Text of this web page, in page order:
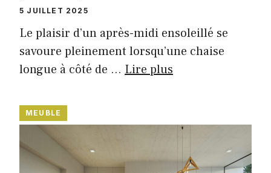
5 JUILLET 2025
Le plaisir d’un après-midi ensoleillé se
savoure pleinement lorsqu’une chaise
longue à côté de … Lire plus
MEUBLE